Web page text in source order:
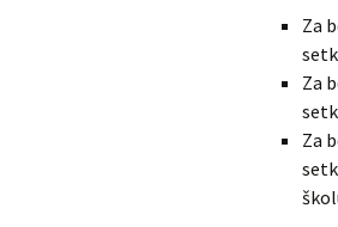
Za
Za
Za